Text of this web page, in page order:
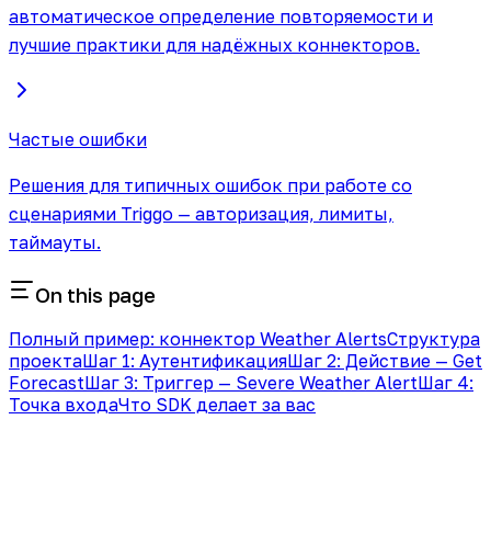
автоматическое определение повторяемости и
лучшие практики для надёжных коннекторов.
Частые ошибки
Решения для типичных ошибок при работе со
сценариями Triggo — авторизация, лимиты,
таймауты.
On this page
Полный пример: коннектор Weather AlertsСтруктура
проектаШаг 1: АутентификацияШаг 2: Действие — Get
ForecastШаг 3: Триггер — Severe Weather AlertШаг 4:
Точка входаЧто SDK делает за вас